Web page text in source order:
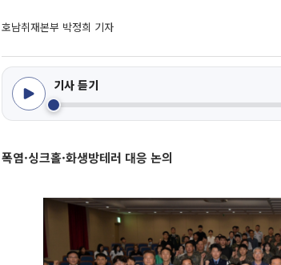
호남취재본부 박정희 기자
기사 듣기
폭염·싱크홀·화생방테러 대응 논의